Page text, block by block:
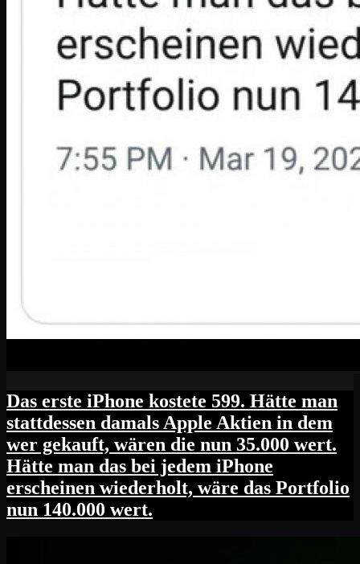
Das erste iPhone kostete 599. Hätte man
stattdessen damals Apple Aktien in dem
wer gekauft, wären die nun 35.000 wert.
Hätte man das bei jedem iPhone
erscheinen wiederholt, wäre das Portfolio
nun 140.000 wert.